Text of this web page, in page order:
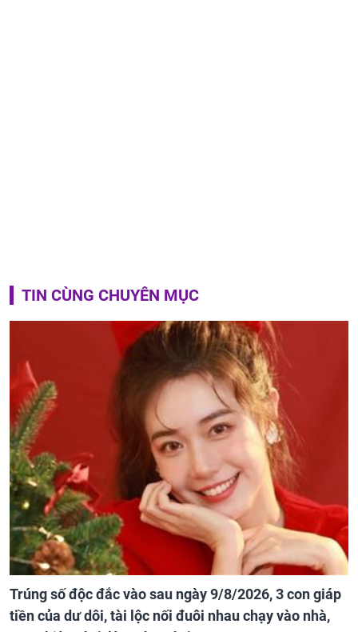
TIN CÙNG CHUYÊN MỤC
Trúng số độc đắc vào sau ngày 9/8/2026, 3 con giáp
tiền của dư dôi, tài lộc nối đuôi nhau chạy vào nhà,